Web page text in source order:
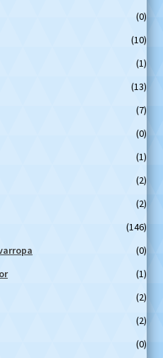
(0)
(10)
(1)
(13)
(7)
(0)
(1)
(2)
(2)
(146)
(0)
(1)
(2)
(2)
(0)